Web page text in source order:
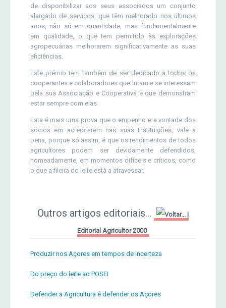
de disponibilizar aos seus associados um conjunto
alargado de serviços, que têm melhorado nos últimos
anos, não só em quantidade, mas fundamentalmente
em qualidade, o que tem permitido às explorações
agropecuárias melhorarem significativamente as suas
eficiências.
Este prémio tem também de ser dedicado a todos os
cooperantes e colaboradores que lutam e se interessam
pela sua Associação e Cooperativa e que demonstram
estar sempre com elas.
Esta é mais uma prova que o empenho e a vontade dos
sócios em acreditarem nas suas Instituições, vale a
pena, porque só assim, é que os rendimentos de todos
agricultores podem ser devidamente defendidos,
nomeadamente, em momentos difíceis e críticos, como
o que a fileira do leite está a atravessar.
Outros artigos editoriais... |
Editorial Agricultor 2000
Produzir nos Açores em tempos de incerteza
Do preço do leite ao POSEI
Defender a Agricultura é defender os Açores